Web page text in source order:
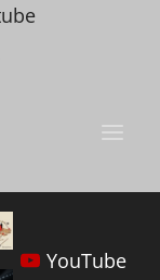
YouTube